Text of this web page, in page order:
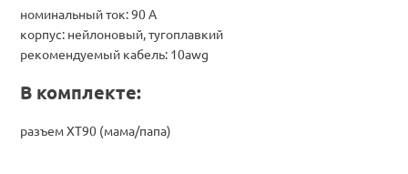
номинальный ток: 90 А
корпус: нейлоновый, тугоплавкий
рекомендуемый кабель: 10awg
В комплекте:
разъем ХT90 (мама/папа)